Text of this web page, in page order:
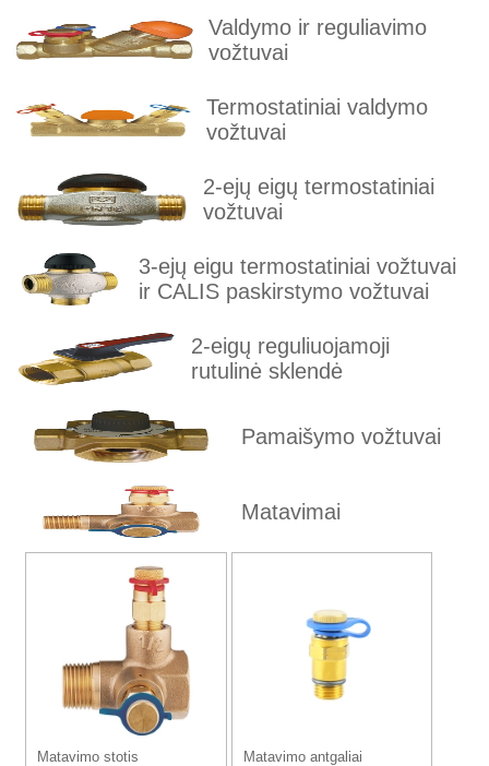
Valdymo ir reguliavimo
vožtuvai
Termostatiniai valdymo
vožtuvai
2-ejų eigų termostatiniai
vožtuvai
3-ejų eigu termostatiniai vožtuvai
ir CALIS paskirstymo vožtuvai
2-eigų reguliuojamoji
rutulinė sklendė
Pamaišymo vožtuvai
Matavimai
Matavimo stotis Matavimo antgaliai